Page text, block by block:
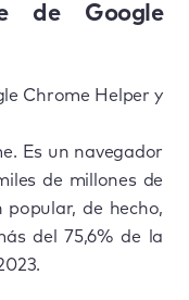
de Google
Chrome Helper y
Es un navegador
de millones de
de hecho,
del 75,6% de la